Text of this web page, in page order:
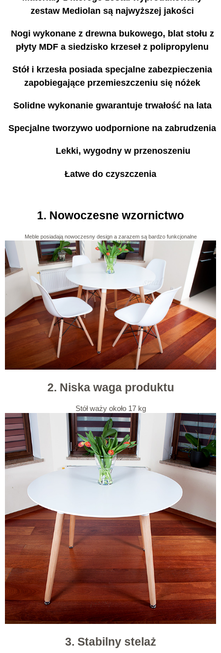
zestaw Mediolan są najwyższej jakości
Nogi wykonane z drewna bukowego, blat stołu z
płyty MDF a siedzisko krzeseł z polipropylenu
Stół i krzesła posiada specjalne zabezpieczenia
zapobiegające przemieszczeniu się nóżek
Solidne wykonanie gwarantuje trwałość na lata
Specjalne tworzywo uodpornione na zabrudzenia
Lekki, wygodny w przenoszeniu
Łatwe do czyszczenia
1. Nowoczesne wzornictwo
Meble posiadają nowoczesny design a zarazem są bardzo funkcjonalne
2. Niska waga produktu
Stół waży około 17 kg
3. Stabilny stelaż